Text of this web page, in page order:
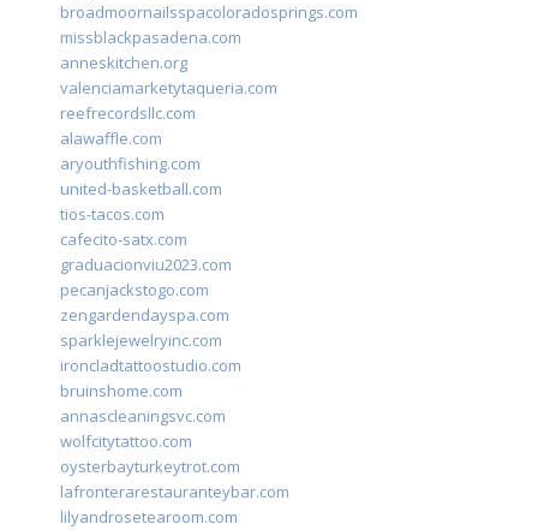
broadmoornailsspacoloradosprings.com
missblackpasadena.com
anneskitchen.org
valenciamarketytaqueria.com
reefrecordsllc.com
alawaffle.com
aryouthfishing.com
united-basketball.com
tios-tacos.com
cafecito-satx.com
graduacionviu2023.com
pecanjackstogo.com
zengardendayspa.com
sparklejewelryinc.com
ironcladtattoostudio.com
bruinshome.com
annascleaningsvc.com
wolfcitytattoo.com
oysterbayturkeytrot.com
lafronterarestauranteybar.com
lilyandrosetearoom.com